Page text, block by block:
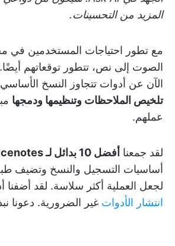
المزيد من التحسينات.
مع تطور احتياجات المستخدمين في
الصوت إلى نص، تتطور توقعاتهم
الآن عن أدوات تتجاوز النسخ
تلخيص الملاحظات وتنظيمها ودمجها
عملهم.
لقد جمعنا أفضل 10 بدائل لـ Voicenotes
أساسيات التسجيل والنسخ وتضيف
لجعل العملية أكثر سلاسة. لقد أضفنا
انتشار الأدوات غير الضرورية. دعونا